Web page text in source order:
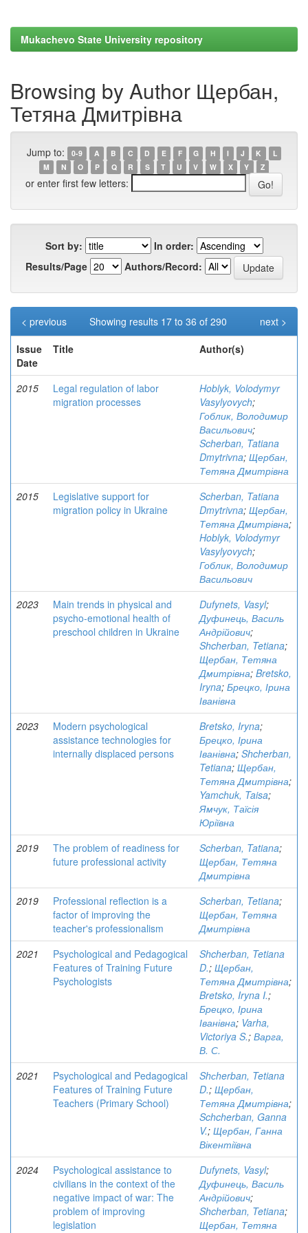
Mukachevo State University repository
Browsing by Author Щербан,
Тетяна Дмитрівна
Jump to: 0-9 A B C D E F G H I J K
L
M
N O P Q R S T U V W X Y Z
or enter first few letters:
Sort by:
In order:
Results/Page
Authors/Record:
Showing results 17 to 36 of 290
< previous
next >
Issue
Date
Title Author(s)
2015
Legal regulation of labor
migration processes
Hoblyk, Volodymyr
Vasylyovych;
Гоблик, Володимир
Васильович;
Scherban, Tatiana
Dmytrivna; Щербан,
Тетяна Дмитрівна
2015
Legislative support for
migration policy in Ukraine
Scherban, Tatiana
Dmytrivna; Щербан,
Тетяна Дмитрівна;
Hoblyk, Volodymyr
Vasylyovych;
Гоблик, Володимир
Васильович
2023
Main trends in physical and
psycho-emotional health of
preschool children in Ukraine
Dufynets, Vasyl;
Дуфинець, Василь
Андрійович;
Shcherban, Tetiana;
Щербан, Тетяна
Дмитрівна; Bretsko,
Iryna; Брецко, Ірина
Іванівна
2023
Modern psychological
assistance technologies for
internally displaced persons
Bretsko, Iryna;
Брецко, Ірина
Іванівна; Shcherban,
Tetiana; Щербан,
Тетяна Дмитрівна;
Yamchuk, Taisa;
Ямчук, Таїсія
Юріївна
2019
The problem of readiness for
future professional activity
Scherban, Tatiana;
Щербан, Тетяна
Дмитрівна
2019
Professional reflection is a
factor of improving the
teacher's professionalism
Scherban, Tetiana;
Щербан, Тетяна
Дмитрівна
2021
Psychological and Pedagogical
Features of Training Future
Psychologists
Shcherban, Tetiana
D.; Щербан,
Тетяна Дмитрівна;
Bretsko, Iryna I.;
Брецко, Ірина
Іванівна; Varha,
Victoriya S.; Варга,
В. С.
2021
Psychological and Pedagogical
Features of Training Future
Teachers (Primary School)
Shсherban, Tetiana
D.; Щербан,
Тетяна Дмитрівна;
Schcherban, Ganna
V.; Щербан, Ганна
Вікентіївна
2024
Psychological assistance to
civilians in the context of the
negative impact of war: The
problem of improving
legislation
Dufynets, Vasyl;
Дуфинець, Василь
Андрійович;
Shcherban, Tetiana;
Щербан, Тетяна